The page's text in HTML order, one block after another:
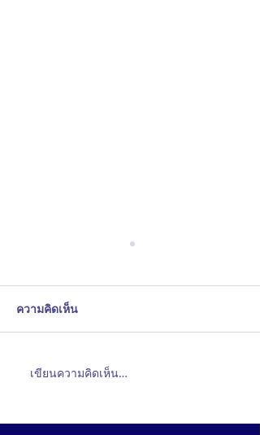
อัปเกรดเครือข่ายไร้สาย
Cisco Meraki จัดการง่าย
ความคิดเห็น
เขียนความคิดเห็น…